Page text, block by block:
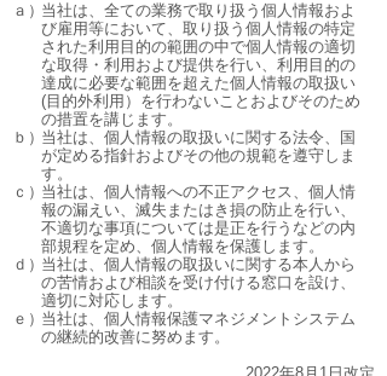
ａ）当社は、全ての業務で取り扱う個人情報およ
び雇用等において、取り扱う個人情報の特定
された利用目的の範囲の中で個人情報の適切
な取得・利用および提供を行い、利用目的の
達成に必要な範囲を超えた個人情報の取扱い
(目的外利用）を行わないことおよびそのため
の措置を講じます。
ｂ）当社は、個人情報の取扱いに関する法令、国
が定める指針およびその他の規範を遵守しま
す。
ｃ）当社は、個人情報への不正アクセス、個人情
報の漏えい、滅失またはき損の防止を行い、
不適切な事項については是正を行うなどの内
部規程を定め、個人情報を保護します。
ｄ）当社は、個人情報の取扱いに関する本人から
の苦情および相談を受け付ける窓口を設け、
適切に対応します。
ｅ）当社は、個人情報保護マネジメントシステム
の継続的改善に努めます。